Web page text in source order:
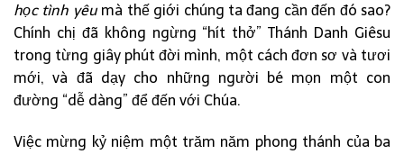
học tình yêumà thế giới chúng ta đang cần đến đó sao?
Chính chị đã không ngừng “hít thở” Thánh Danh Giêsu
trong từng giây phút đời mình, một cách đơn sơ và tươi
mới, và đã dạy cho những người bé mọn một con
đường “dễ dàng” để đến với Chúa.
Việc mừng kỷ niệm một trăm năm phong thánh của ba